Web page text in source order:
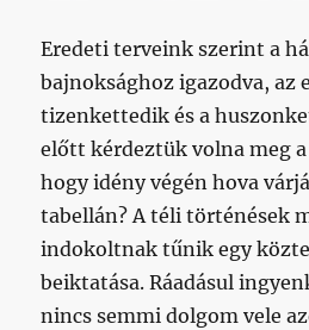
Eredeti terveink szerint a
bajnoksághoz igazodva, az
tizenkettedik és a
előtt kérdeztük volna meg
hogy idény végén hova
tabellán? A téli történések
indokoltnak tűnik egy
beiktatása. Ráadásul
nincs semmi dolgom vele